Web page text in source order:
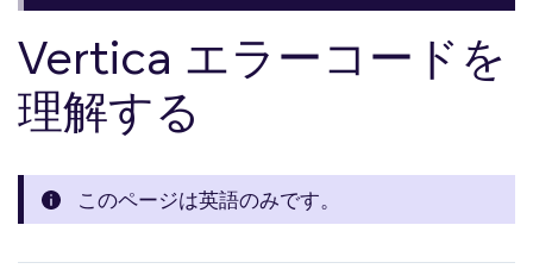
Vertica エラーコードを
理解する
このページは英語のみです。